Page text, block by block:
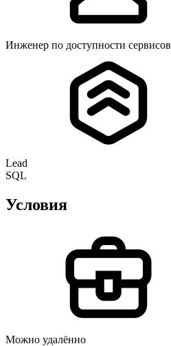
Инженер по доступности сервисов
Lead
SQL
Условия
Можно удалённо